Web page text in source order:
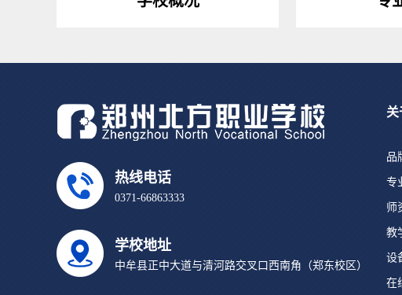
热线电话
0371-66863333
学校地址
中牟县正中大道与清河路交叉口西南角（郑东校区）
关
品
专
师
教
设
在